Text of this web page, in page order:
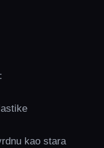
kao stara